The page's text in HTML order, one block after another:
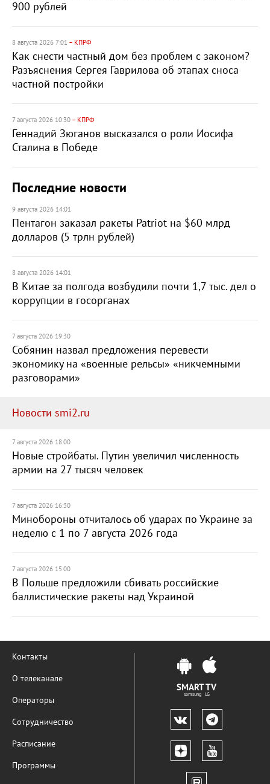
900 рублей
8 августа 2026 7:01 – КПРФ
Как снести частный дом без проблем с законом?
Разъяснения Сергея Гаврилова об этапах сноса
частной постройки
7 августа 2026 10:30 – КПРФ
Геннадий Зюганов высказался о роли Иосифа
Сталина в Победе
Последние новости
9 августа 2026 14:01
Пентагон заказал ракеты Patriot на $60 млрд
долларов (5 трлн рублей)
8 августа 2026 14:01
В Китае за полгода возбудили почти 1,7 тыс. дел о
коррупции в госорганах
7 августа 2026 19:30
Собянин назвал предложения перевести
экономику на «военные рельсы» «никчемными
разговорами»
Новости smi2.ru
7 августа 2026 18:00
Новые стройбаты. Путин увеличил численность
армии на 27 тысяч человек
7 августа 2026 16:30
Минобороны отчиталось об ударах по Украине за
неделю с 1 по 7 августа 2026 года
7 августа 2026 15:00
В Польше предложили сбивать российские
баллистические ракеты над Украиной
Контакты
О телеканале
Операторы
Сотрудничество
Расписание
Программы
SMART TV
samsung LG